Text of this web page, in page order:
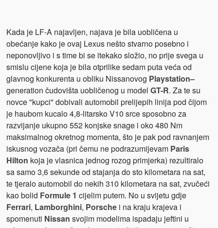
Kada je LF-A najavljen, najava je bila uobličena u
obećanje kako je ovaj Lexus nešto stvarno posebno i
neponovljivo i s time bi se itekako složio, no prije svega u
smislu cijene koja je bila otprilike sedam puta veća od
glavnog konkurenta u obliku Nissanovog Playstation–
generation čudovišta uobličenog u model GT-R. Za te su
novce "kupci" dobivali automobil prelijepih linija pod čijom
je haubom kucalo 4,8-litarsko V10 srce sposobno za
razvijanje ukupno 552 konjske snage i oko 480 Nm
maksimalnog okretnog momenta, što je pak pod ravnanjem
iskusnog vozača (pri čemu ne podrazumijevam Paris
Hilton koja je vlasnica jednog rozog primjerka) rezultiralo
sa samo 3,6 sekunde od stajanja do sto kilometara na sat,
te tjeralo automobil do nekih 310 kilometara na sat, zvučeći
kao bolid Formule 1 cijelim putem. No u svijetu gdje
Ferrari, Lamborghini, Porsche i na kraju krajeva i
spomenuti Nissan svojim modelima ispadaju jeftini u